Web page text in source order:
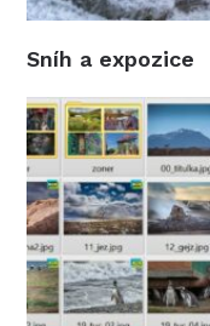
Sníh a expozice